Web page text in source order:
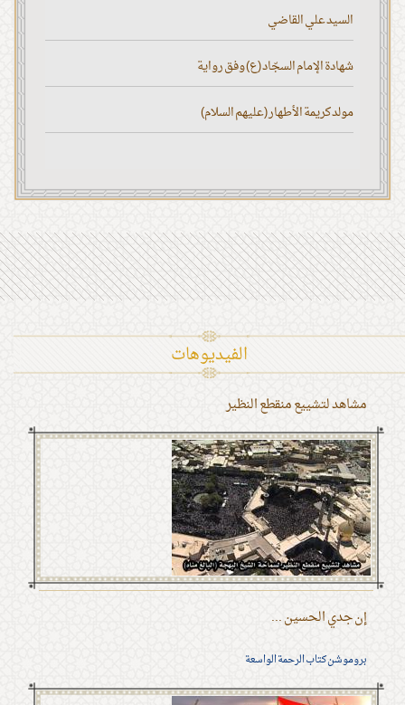
السيد علي القاضي
شهادة الإمام السجّاد (ع) وفق رواية
مولد كريمة الأطهار (عليهم السلام)
الفیدیوهات
مشاهد لتشييع منقطع النظير
إن جدي الحسين ...
بروموشن كتاب الرحمة الواسعة